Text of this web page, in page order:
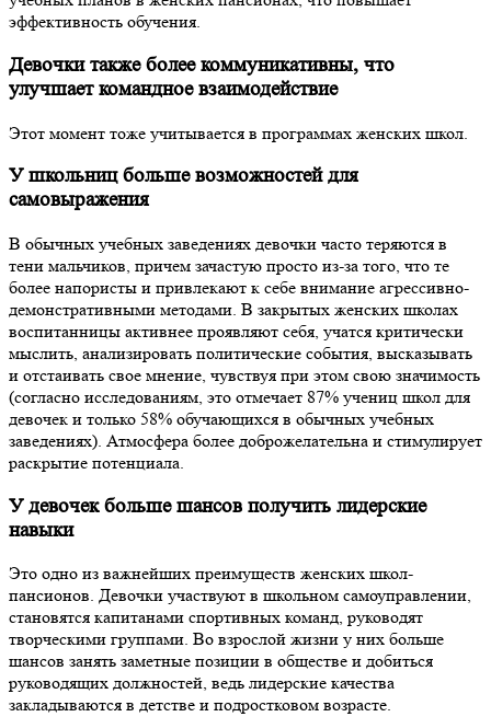
эффективность обучения.
Девочки также более коммуникативны, что
улучшает командное взаимодействие
Этот момент тоже учитывается в программах женских школ.
У школьниц больше возможностей для
самовыражения
В обычных учебных заведениях девочки часто теряются в
тени мальчиков, причем зачастую просто из-за того, что те
более напористы и привлекают к себе внимание агрессивно-
демонстративными методами. В закрытых женских школах
воспитанницы активнее проявляют себя, учатся критически
мыслить, анализировать политические события, высказывать
и отстаивать свое мнение, чувствуя при этом свою значимость
(согласно исследованиям, это отмечает 87% учениц школ для
девочек и только 58% обучающихся в обычных учебных
заведениях). Атмосфера более доброжелательна и стимулирует
раскрытие потенциала.
У девочек больше шансов получить лидерские
навыки
Это одно из важнейших преимуществ женских школ-
пансионов. Девочки участвуют в школьном самоуправлении,
становятся капитанами спортивных команд, руководят
творческими группами. Во взрослой жизни у них больше
шансов занять заметные позиции в обществе и добиться
руководящих должностей, ведь лидерские качества
закладываются в детстве и подростковом возрасте.